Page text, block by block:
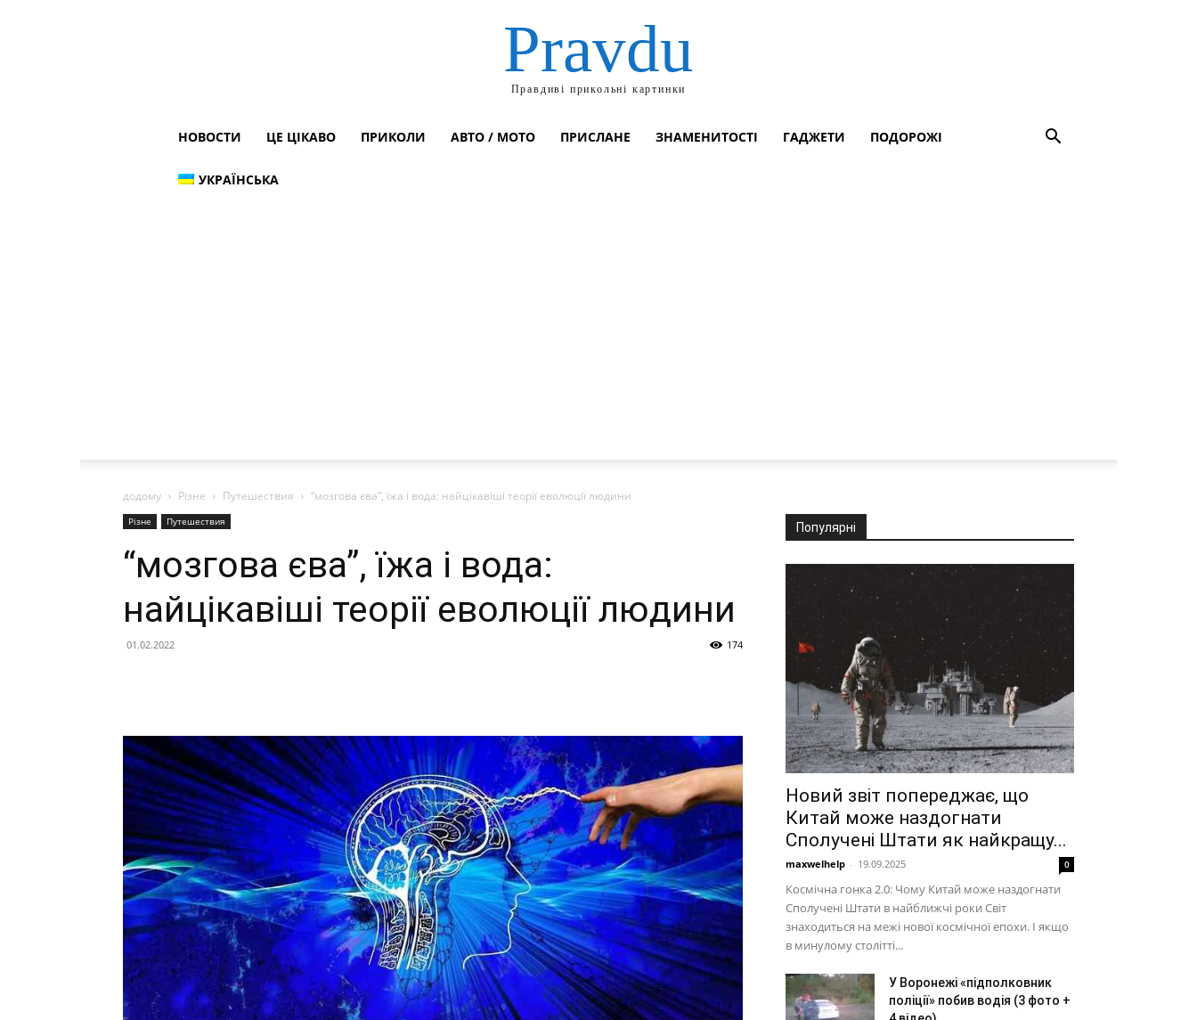
Pravdu
Правдиві прикольні картинки
НОВОСТИ ЦЕ ЦІКАВО ПРИКОЛИ АВТО / МОТО ПРИСЛАНЕ ЗНАМЕНИТОСТІ ГАДЖЕТИ ПОДОРОЖІ
УКРАЇНСЬКА
додому Різне Путешествия “мозгова єва”, їжа і вода: найцікавіші теорії еволюції людини
Різне Путешествия
“мозгова єва”, їжа і вода:
найцікавіші теорії еволюції людини
01.02.2022 174
Популярні
Новий звіт попереджає, що
Китай може наздогнати
Сполучені Штати як найкращу...
maxwelhelp - 19.09.2025 0
Космічна гонка 2.0: Чому Китай може наздогнати
Сполучені Штати в найближчі роки Світ
знаходиться на межі нової космічної епохи. І якщо
в минулому столітті...
У Воронежі «підполковник
поліції» побив водія (3 фото +